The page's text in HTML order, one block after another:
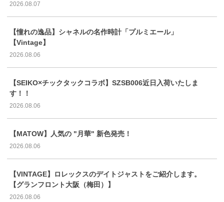
2026.08.07
【憧れの逸品】シャネルの名作時計「プルミエール」
【Vintage】
2026.08.06
【SEIKO×チックタックコラボ】SZSB006近日入荷いたしま
す！！
2026.08.06
【MATOW】人気の "月華" 新色発売！
2026.08.06
【VINTAGE】ロレックスのデイトジャストをご紹介します。
【グランフロント大阪（梅田）】
2026.08.06